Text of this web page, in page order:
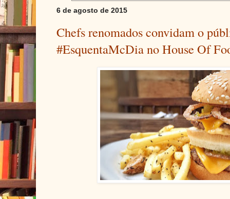
6 de agosto de 2015
Chefs renomados convidam o
#EsquentaMcDia no House Of